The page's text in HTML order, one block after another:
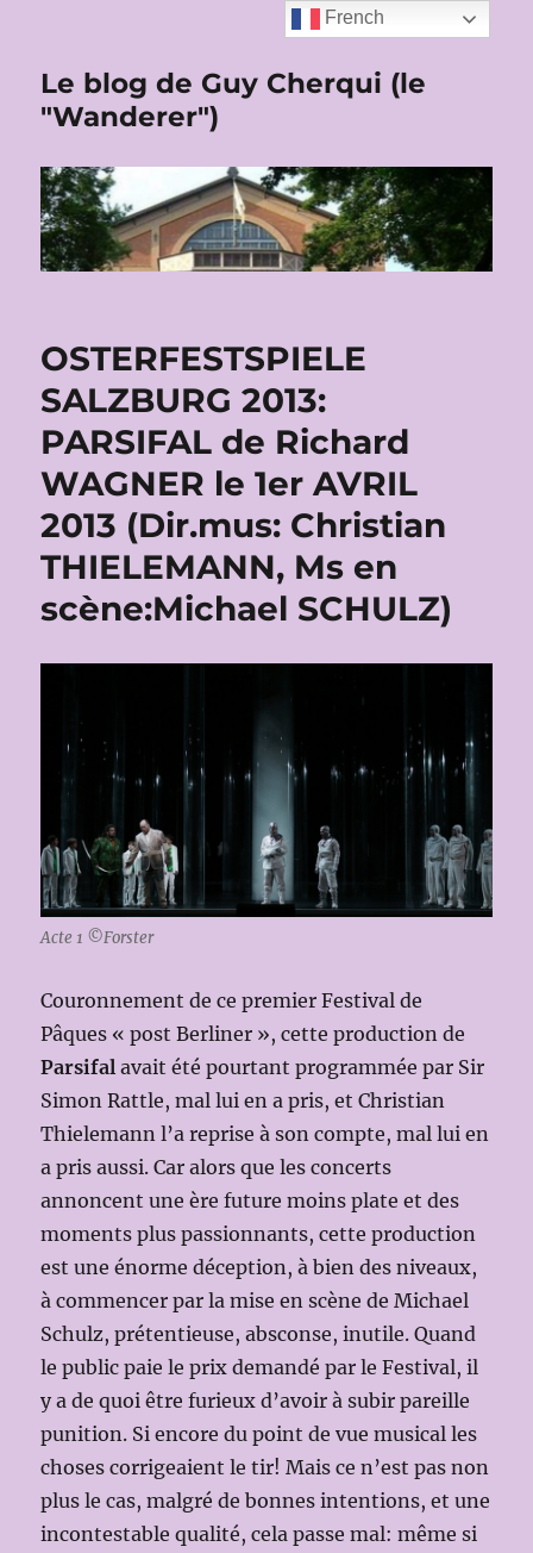
Le blog de Guy Cherqui (le
"Wanderer")
OSTERFESTSPIELE
SALZBURG 2013:
PARSIFAL de Richard
WAGNER le 1er AVRIL
2013 (Dir.mus: Christian
THIELEMANN, Ms en
scène:Michael SCHULZ)
Acte 1 ©Forster
Couronnement de ce premier Festival de
Pâques « post Berliner », cette production de
Parsifal avait été pourtant programmée par Sir
Simon Rattle, mal lui en a pris, et Christian
Thielemann l’a reprise à son compte, mal lui en
a pris aussi. Car alors que les concerts
annoncent une ère future moins plate et des
moments plus passionnants, cette production
est une énorme déception, à bien des niveaux,
à commencer par la mise en scène de Michael
Schulz, prétentieuse, absconse, inutile. Quand
le public paie le prix demandé par le Festival, il
y a de quoi être furieux d’avoir à subir pareille
punition. Si encore du point de vue musical les
choses corrigeaient le tir! Mais ce n’est pas non
plus le cas, malgré de bonnes intentions, et une
incontestable qualité, cela passe mal: même si
French